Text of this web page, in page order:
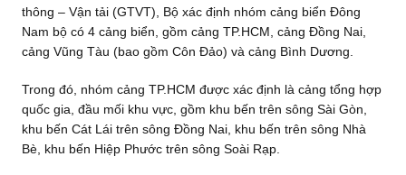
thông – Vận tải (GTVT), Bộ xác định nhóm cảng biển Đông
Nam bộ có 4 cảng biển, gồm cảng TP.HCM, cảng Đồng Nai,
cảng Vũng Tàu (bao gồm Côn Đảo) và cảng Bình Dương.
Trong đó, nhóm cảng TP.HCM được xác định là cảng tổng hợp
quốc gia, đầu mối khu vực, gồm khu bến trên sông Sài Gòn,
khu bến Cát Lái trên sông Đồng Nai, khu bến trên sông Nhà
Bè, khu bến Hiệp Phước trên sông Soài Rạp.